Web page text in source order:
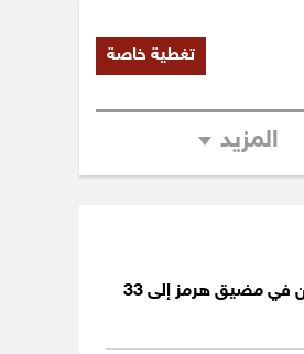
تغطية خاصة
المزيد
كبلر: انخفاض عبور السفن في مضيق هرمز إلى 33